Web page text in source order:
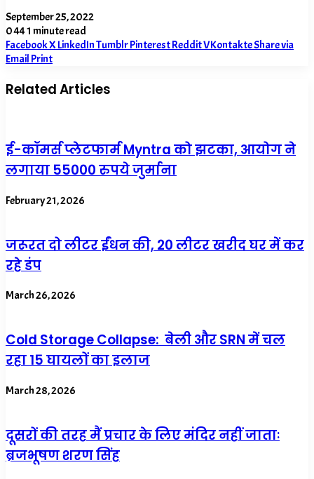
September 25, 2022
0441 minute read
FacebookXLinkedInTumblrPinterestRedditVKontakteShare via
Email Print
Related Articles
ई-कॉमर्स प्लेटफार्म Myntra को झटका, आयोग ने
लगाया 55000 रुपये जुर्माना
February 21, 2026
जरूरत दो लीटर ईंधन की, 20 लीटर खरीद घर में कर
रहे डंप
March 26, 2026
Cold Storage Collapse: बेली और SRN में चल
रहा 15 घायलों का इलाज
March 28, 2026
दूसरों की तरह मैं प्रचार के लिए मंदिर नहीं जाताः
ब्रजभूषण शरण सिंह